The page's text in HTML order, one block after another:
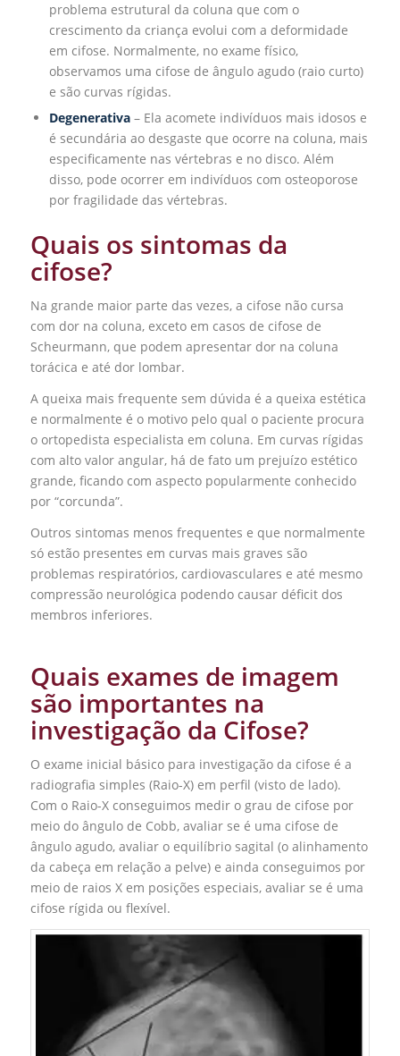
problema estrutural da coluna que com o
crescimento da criança evolui com a deformidade
em cifose. Normalmente, no exame físico,
observamos uma cifose de ângulo agudo (raio curto)
e são curvas rígidas.
Degenerativa– Ela acomete indivíduos mais idosos e
é secundária ao desgaste que ocorre na coluna, mais
especificamente nas vértebras e no disco. Além
disso, pode ocorrer em indivíduos com osteoporose
por fragilidade das vértebras.
Quais os sintomas da
cifose?
Na grande maior parte das vezes, a cifose não cursa
com dor na coluna, exceto em casos de cifose de
Scheurmann, que podem apresentar dor na coluna
torácica e até dor lombar.
A queixa mais frequente sem dúvida é a queixa estética
e normalmente é o motivo pelo qual o paciente procura
o ortopedista especialista em coluna. Em curvas rígidas
com alto valor angular, há de fato um prejuízo estético
grande, ficando com aspecto popularmente conhecido
por “corcunda”.
Outros sintomas menos frequentes e que normalmente
só estão presentes em curvas mais graves são
problemas respiratórios, cardiovasculares e até mesmo
compressão neurológica podendo causar déficit dos
membros inferiores.
Quais exames de imagem
são importantes na
investigação da Cifose?
O exame inicial básico para investigação da cifose é a
radiografia simples (Raio-X) em perfil (visto de lado).
Com o Raio-X conseguimos medir o grau de cifose por
meio do ângulo de Cobb, avaliar se é uma cifose de
ângulo agudo, avaliar o equilíbrio sagital (o alinhamento
da cabeça em relação a pelve) e ainda conseguimos por
meio de raios X em posições especiais, avaliar se é uma
cifose rígida ou flexível.